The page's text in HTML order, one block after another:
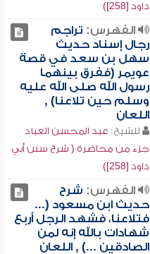
داود [258])
الفهرس: تراجم
رجال إسناد حديث
سهل بن سعد في قصة
عويمر (ففرق بينهما
رسول الله صلى الله عليه
وسلم حين تلاعنا) ,
اللعان
للشيخ: عبد المحسن العباد
جزء من محاضرة ( شرح سنن أبي
داود [258])
الفهرس: شرح
حديث ابن مسعود (...
فتلاعنا، فشهد الرجل أربع
شهادات بالله إنه لمن
الصادقين ...) , اللعان